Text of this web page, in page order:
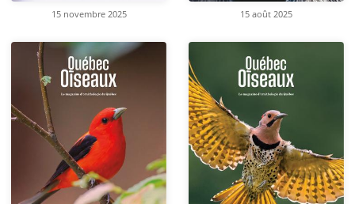
15 novembre 2025 15 août 2025